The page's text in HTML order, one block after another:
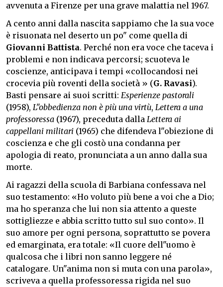
avvenuta a Firenze per una grave malattia nel 1967.
A cento anni dalla nascita sappiamo che la sua voce
è risuonata nel deserto un po" come quella di
Giovanni Battista. Perché non era voce che taceva i
problemi e non indicava percorsi; scuoteva le
coscienze, anticipava i tempi «collocandosi nei
crocevia più roventi della società » (G. Ravasi).
Basti pensare ai suoi scritti: Esperienze pastorali
(1958), L"obbedienza non è più una virtù, Lettera a una
professoressa (1967), preceduta dalla Lettera ai
cappellani militari (1965) che difendeva l"obiezione di
coscienza e che gli costò una condanna per
apologia di reato, pronunciata a un anno dalla sua
morte.
Ai ragazzi della scuola di Barbiana confessava nel
suo testamento: «Ho voluto più bene a voi che a Dio;
ma ho speranza che lui non sia attento a queste
sottigliezze e abbia scritto tutto sul suo conto». Il
suo amore per ogni persona, soprattutto se povera
ed emarginata, era totale: «Il cuore dell"uomo è
qualcosa che i libri non sanno leggere né
catalogare. Un"anima non si muta con una parola»,
scriveva a quella professoressa rigida nel suo